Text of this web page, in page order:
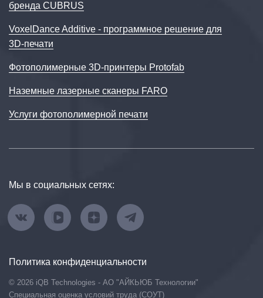
бренда CUBRUS
VoxelDance Additive - программное решение для
3D‑печати
Фотополимерные 3D-принтеры Protofab
Наземные лазерные сканеры FARO
Услуги фотополимерной печати
Мы в социальных сетях:
Политика конфиденциальности
© 2026 iQB Technologies - АО "АЙКЬЮБ Технологии"
Специальная оценка условий труда (СОУТ)